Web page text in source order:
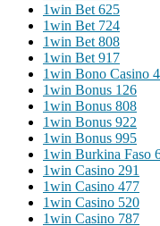
1win Bet 625
1win Bet 724
1win Bet 808
1win Bet 917
1win Bono Casino
1win Bonus 126
1win Bonus 808
1win Bonus 922
1win Bonus 995
1win Burkina Faso
1win Casino 291
1win Casino 477
1win Casino 520
1win Casino 787